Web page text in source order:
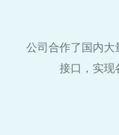
公司合作了国内
接口，实现